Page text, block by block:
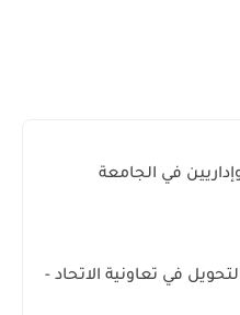
في الجامعة
في تعاونية الاتحاد -